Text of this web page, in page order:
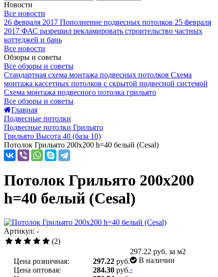
Новости
Все новости
26 февраля 2017 Пополнение подвесных потолков 25 февраля
2017 ФАС разрешил рекламировать строительство частных
коттеджей и бань
Все новости
Обзоры и советы
Все обзоры и советы
Стандартная схема монтажа подвесных потолков Схема
монтажа кассетных потолков с скрытой подвесной системой
Схема монтажа подвесного потолка грильято
Все обзоры и советы
Главная
Подвесные потолки
Подвесные потолки Грильято
Грильято Высота 40 (база 10)
Потолок Грильято 200x200 h=40 белый (Cesal)
Потолок Грильято 200x200
h=40 белый (Cesal)
Артикул: -
(2)
Цена розничная: 297.22 руб.
Цена оптовая:
284.30 руб.
297.22 руб. за м2
В наличии
-